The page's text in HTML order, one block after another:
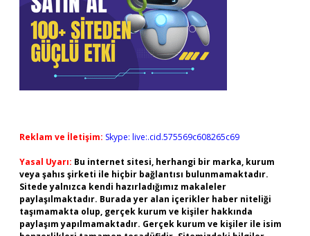
Reklam ve İletişim: Skype: live:.cid.575569c608265c69
Yasal Uyarı: Bu internet sitesi, herhangi bir marka, kurum
veya şahıs şirketi ile hiçbir bağlantısı bulunmamaktadır.
Sitede yalnızca kendi hazırladığımız makaleler
paylaşılmaktadır. Burada yer alan içerikler haber niteliği
taşımamakta olup, gerçek kurum ve kişiler hakkında
paylaşım yapılmamaktadır. Gerçek kurum ve kişiler ile isim